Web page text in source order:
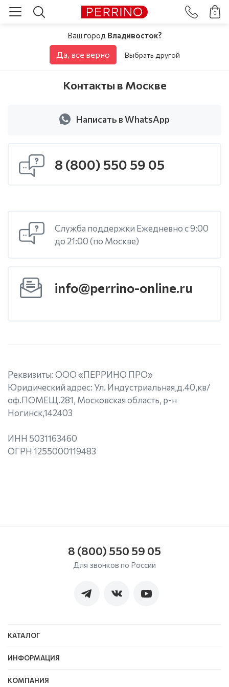
0
Ваш город Владивосток?
Да, все верно Выбрать другой
Контакты в Москве
Написать в WhatsApp
8 (800) 550 59 05
Служба поддержки Ежедневно с 9:00
до 21:00 (по Москве)
info@perrino-online.ru
Реквизиты: ООО «ПЕРРИНО ПРО»
Юридический адрес: Ул. Индустриальная,д.40,кв/
оф.ПОМЕЩ.281, Московская область, р-н
Ногинск,142403
ИНН 5031163460
ОГРН 1255000119483
8 (800) 550 59 05
Для звонков по России
КАТАЛОГ
ИНФОРМАЦИЯ
КОМПАНИЯ